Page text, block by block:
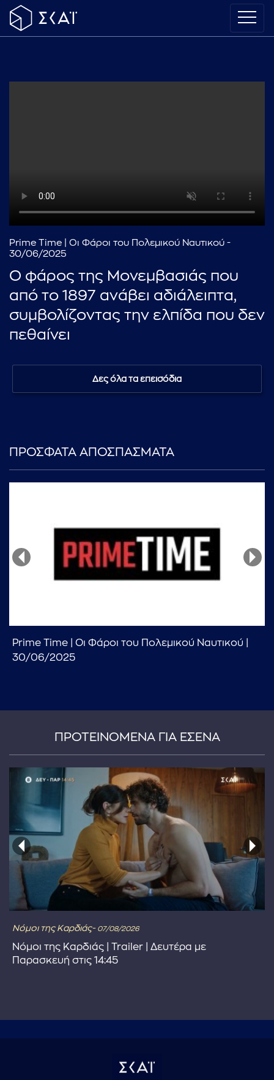
...πληκτρολογήστε κείμενο προς αναζήτηση
Prime Time | Οι Φάροι του Πολεμικού Ναυτικού -
30/06/2025
Ο φάρος της Μονεμβασιάς που
από το 1897 ανάβει αδιάλειπτα,
συμβολίζοντας την ελπίδα που δεν
πεθαίνει
Δες όλα τα επεισόδια
ΠΡΟΣΦΑΤΑ ΑΠΟΣΠΑΣΜΑΤΑ
Prime Time | Οι Φάροι του Πολεμικού Ναυτικού |
30/06/2025
ΠΡΟΤΕΙΝΟΜΕΝΑ ΓΙΑ ΕΣΕΝΑ
Νόμοι της Καρδιάς- 07/08/2026
Νόμοι της Καρδιάς | Trailer | Δευτέρα με
Παρασκευή στις 14:45